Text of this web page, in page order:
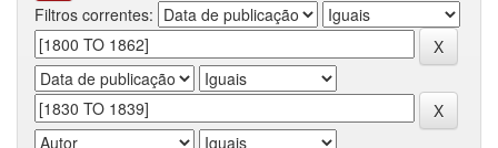
Filtros correntes: